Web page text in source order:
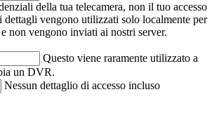
della tua telecamera, non il tuo accesso
dettagli vengono utilizzati solo localmente per
non vengono inviati ai nostri server.
Questo viene raramente utilizzato a
un DVR.
Nessun dettaglio di accesso incluso